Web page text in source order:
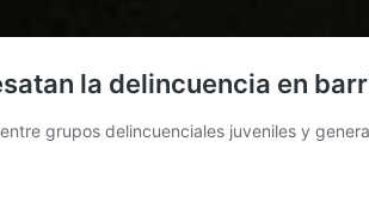
la delincuencia en
grupos delincuenciales juveniles y